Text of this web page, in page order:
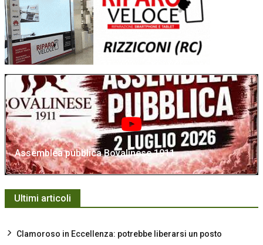
Assemblea pubblica Bovalinese 1911
Ultimi articoli
Clamoroso in Eccellenza: potrebbe liberarsi un posto